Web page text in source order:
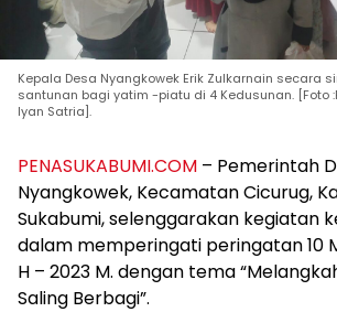
Kepala Desa Nyangkowek Erik Zulkarnain secara
santunan bagi yatim -piatu di 4 Kedusunan. [Foto
Iyan Satria].
PENASUKABUMI.COM – Pemerintah
Nyangkowek, Kecamatan Cicurug,
Sukabumi, selenggarakan kegiatan
dalam memperingati peringatan 10
H – 2023 M. dengan tema
Saling Berbagi”.